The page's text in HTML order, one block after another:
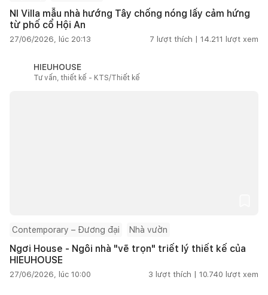
NI Villa mẫu nhà hướng Tây chống nóng lấy cảm hứng
từ phố cổ Hội An
27/06/2026, lúc 20:13 7 lượt thích | 14.211 lượt xem
HIEUHOUSE
Tư vấn, thiết kế - KTS/Thiết kế
Contemporary – Đương đại Nhà vườn
Ngơi House - Ngôi nhà "vẽ trọn" triết lý thiết kế của
HIEUHOUSE
27/06/2026, lúc 10:00 3 lượt thích | 10.740 lượt xem